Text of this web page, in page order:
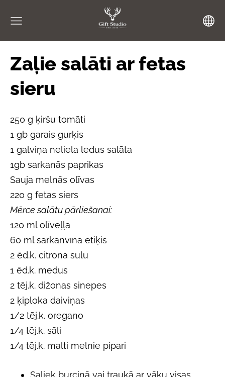
Zaļie salāti ar fetas
sieru
250 g ķiršu tomāti
1 gb garais gurķis
1 galviņa neliela ledus salāta
1gb sarkanās paprikas
Sauja melnās olīvas
220 g fetas siers
Mērce salātu pārliešanai:
120 ml olīveļļa
60 ml sarkanvīna etiķis
2 ēd.k. citrona sulu
1 ēd.k. medus
2 tēj.k. dižonas sinepes
2 ķiploka daiviņas
1/2 tēj.k. oregano
1/4 tēj.k. sāli
1/4 tēj.k. malti melnie pipari